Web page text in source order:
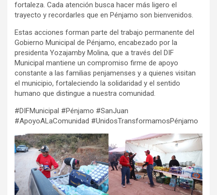
fortaleza. Cada atención busca hacer más ligero el
trayecto y recordarles que en Pénjamo son bienvenidos.
Estas acciones forman parte del trabajo permanente del
Gobierno Municipal de Pénjamo, encabezado por la
presidenta Yozajamby Molina, que a través del DIF
Municipal mantiene un compromiso firme de apoyo
constante a las familias penjamenses y a quienes visitan
el municipio, fortaleciendo la solidaridad y el sentido
humano que distingue a nuestra comunidad.
#DIFMunicipal #Pénjamo #SanJuan
#ApoyoALaComunidad #UnidosTransformamosPénjamo